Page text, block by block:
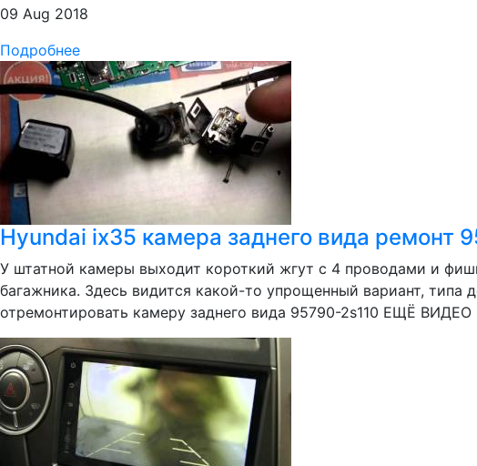
09 Aug 2018
Подробнее
Hyundai ix35 камера заднего вида ремонт
У штатной камеры выходит короткий жгут с 4 проводами и
багажника. Здесь видится какой-то упрощенный вариант, типа
отремонтировать камеру заднего вида 95790-2s110 ЕЩЁ